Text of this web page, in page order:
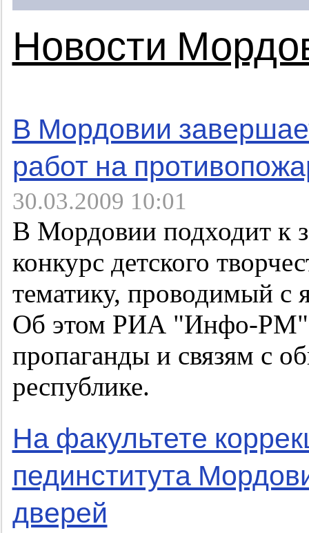
Новости
В Мордовии
работ на
30.03.2009 10:01
В Мордовии подходит к
конкурс детского
тематику, проводимый с
Об этом РИА "Инфо-РМ"
пропаганды и связям с
республике.
На факультете
пединститута
дверей